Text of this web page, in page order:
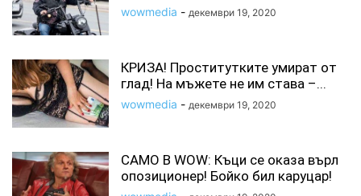
wowmedia - декември 19, 2020
КРИЗА! Проститутките умират от
глад! На мъжете не им става –...
wowmedia - декември 19, 2020
САМО В WOW: Къци се оказа върл
опозиционер! Бойко бил каруцар!